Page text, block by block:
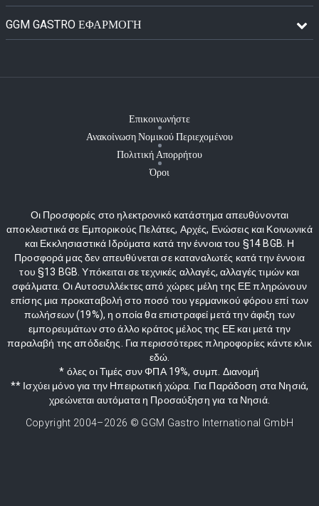
GGM GASTRO ΕΦΑΡΜΟΓΉ
Επικοινωνήστε
Ανακοίνωση Νομικού Περιεχομένου
Πολιτική Απορρήτου
Όροι
Οι Προσφορές στο ηλεκτρονικό κατάστημα απευθύνονται
αποκλειστικά σε Εμπορικούς Πελάτες, Αρχές, Ενώσεις και Κοινωνικά
και Εκκλησιαστικά Ιδρύματα κατά την έννοια του §14 BGB. Η
Προσφορά μας δεν απευθύνεται σε καταναλωτές κατά την έννοια
του §13 BGB. Υπόκειται σε τεχνικές αλλαγές, αλλαγές τιμών και
σφάλματα. Οι Αυτοσυλλέκτες από χώρες μέλη της ΕΕ πληρώνουν
επίσης μια προκαταβολή στο ποσό του γερμανικού φόρου επί των
πωλήσεων (19%), η οποία θα επιστραφεί μετά την άφιξη των
εμπορευμάτων στο άλλο κράτος μέλος της ΕΕ και μετά την
παραλαβή της απόδειξης. Για περισσότερες πληροφορίες κάντε κλικ
εδώ.
* όλες οι Τιμές συν ΦΠΑ 19%, συμπ. Διανομή
** Ισχύει μόνο για την Ηπειρωτική χώρα. Για Παράδοση στα Νησιά,
χρεώνεται αυτόματα η Προσαύξηση για τα Νησιά.
Copyright 2004–2026 © GGM Gastro International GmbH